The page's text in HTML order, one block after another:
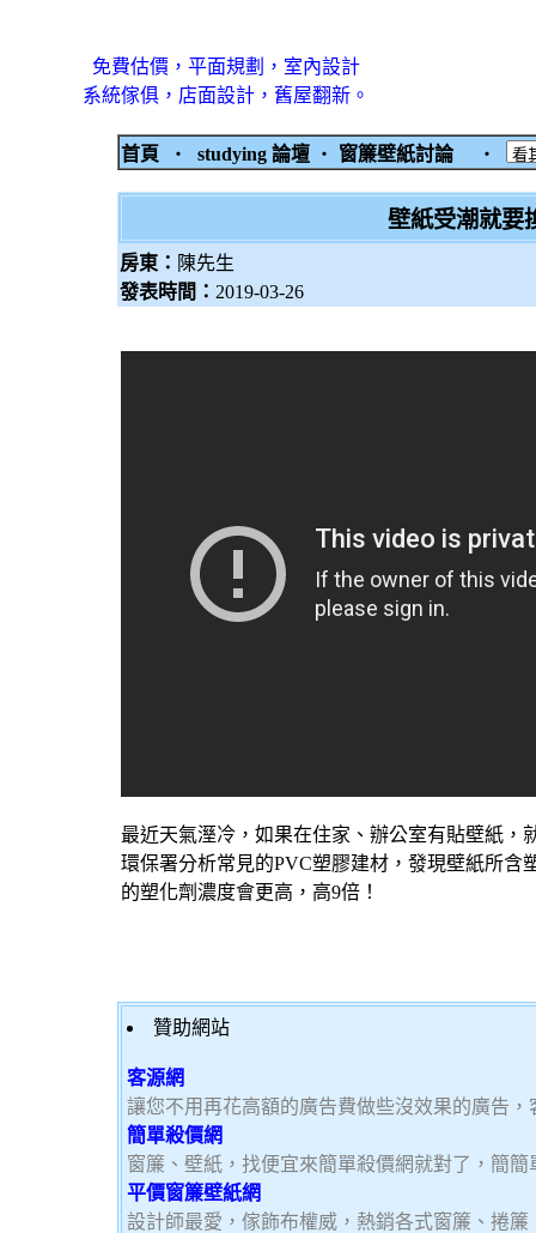
免費估價，平面規劃，室內設計
系統傢俱，店面設計，舊屋翻新。
首頁 ‧ studying 論壇 ‧ 窗簾壁紙討論 ‧
壁紙受潮就要
房東： 陳先生
發表時間： 2019-03-26
最近天氣溼冷，如果在住家、辦公室有貼壁紙 ，
環保署分析常見的PVC塑膠建材，發現壁紙所含
的塑化劑濃度會更高，高9倍！
贊助網站
客源網
讓您不用再花高額的廣告費做些沒效果的廣告
簡單殺價網
窗簾、壁紙，找便宜來簡單殺價網就對了，簡
平價窗簾壁紙網
設計師最愛，傢飾布權威，熱銷各式窗簾、捲